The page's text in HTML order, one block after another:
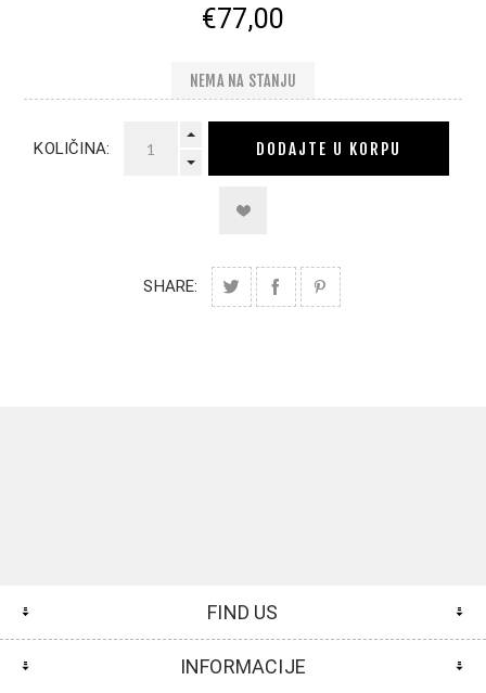
€77,00
NEMA NA STANJU
KOLIČINA: DODAJTE U KORPU
SHARE:
FIND US
INFORMACIJE